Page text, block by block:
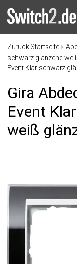
Zurück Startseite
schwarz glänzend
Event Klar schwarz
Gira
Event
weiß